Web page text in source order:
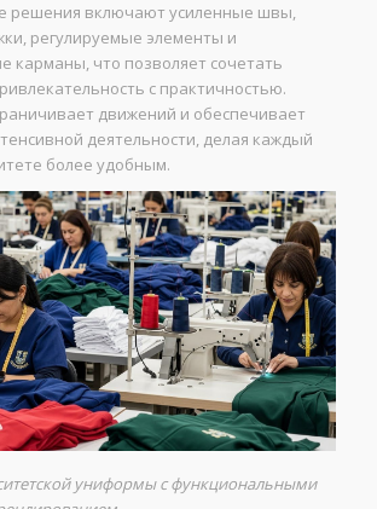
решения включают усиленные швы,
регулируемые элементы и
карманы, что позволяет сочетать
с практичностью.
движений и обеспечивает
деятельности, делая каждый
более удобным.
униформы с функциональными